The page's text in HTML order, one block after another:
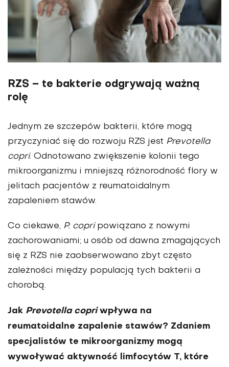
RZS – te bakterie odgrywają ważną
rolę
Jednym ze szczepów bakterii, które mogą
przyczyniać się do rozwoju RZS jest Prevotella
copri. Odnotowano zwiększenie kolonii tego
mikroorganizmu i mniejszą różnorodność flory w
jelitach pacjentów z reumatoidalnym
zapaleniem stawów.
Co ciekawe, P. copripowiązano z nowymi
zachorowaniami; u osób od dawna zmagających
się z RZS nie zaobserwowano zbyt często
zależności między populacją tych bakterii a
chorobą.
Jak Prevotella copriwpływa na
reumatoidalne zapalenie stawów? Zdaniem
specjalistów te mikroorganizmy mogą
wywoływać aktywność limfocytów T, które